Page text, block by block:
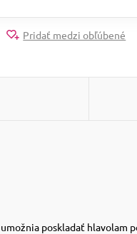
Pridať medzi obľúbené
poskladať hlavolam